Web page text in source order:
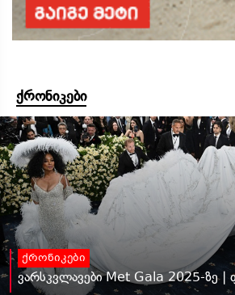
ქრონიკები
ქრონიკები
ვარსკვლავები Met Gala 2025-ზე |